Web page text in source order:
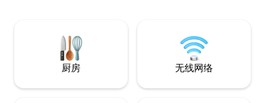
jacuzzi to soak in after a day of hiking
*Outdoor seating and stargazing spots
📍 Centrally located for day trips, lobster
shacks, and scenic drives
厨房 无线网络